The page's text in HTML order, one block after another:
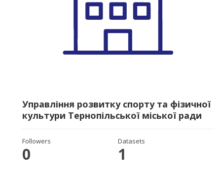
Управління розвитку спорту та фізичної
культури Тернопільської міської ради
Followers
0
Datasets
1